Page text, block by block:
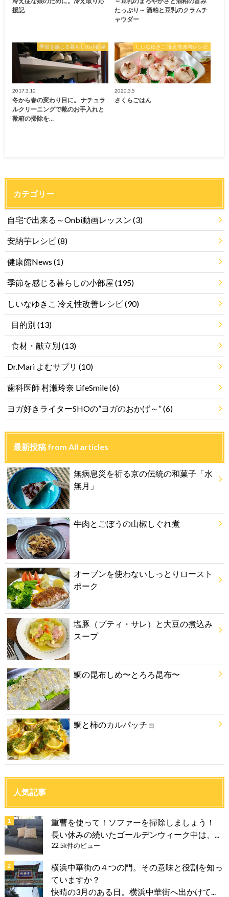
援記
たっぷり～ 酒粕と豆乳のクラムチ
ャウダー
季節を感じる暮らしの小部屋
2017.3.10
冬から春の変わり目に。 ナチュラ
ルクリーニングで靴のお手入れと
靴箱の掃除を…
しいなゆきこ 冷え性改善レシピ
2020.3.5
さくらごはん
カテゴリー
自宅で出来る～Onbi動画レッスン (3)
安納芋レシピ(8)
健康館News (1)
季節を感じる暮らしの小部屋 (195)
しいなゆきこ 冷え性改善レシピ(90)
目的別 (13)
食材・献立別 (13)
Dr.Mari よむサプリ (10)
歯科医師 村瀬玲奈 LifeSmile(6)
ヨガ好きライターSHOの”ヨガのおかげ～”(6)
最新投稿 from All articles
無病息災を祈る京の伝統の和菓子「水
無月」
牛肉とごぼうの山椒しぐれ煮
オーブンを使わないしっとりロースト
ポーク
塩豚（プティ・サレ）と大豆の煮込み
スープ
鯛の昆布しめ〜とろろ昆布〜
鯛と柿のカルパッチョ
人気記事
重曹を使って！ソファーを掃除しましょう！
長い休みの続いたゴールデンウィーク中は、...
22.5k件のビュー
横浜中華街の４つの門。その意味と役割を知っ
ていますか？
快晴の3月のある日。横浜中華街へ出かけて...